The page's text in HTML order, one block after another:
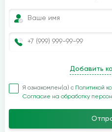
Добавить
Я ознакомлен(а) с Политикой
Согласие на обработку